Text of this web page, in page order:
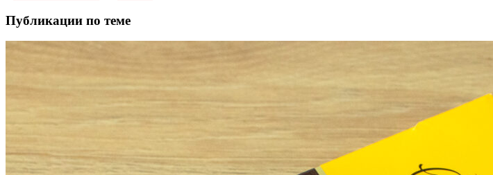
Публикации по теме